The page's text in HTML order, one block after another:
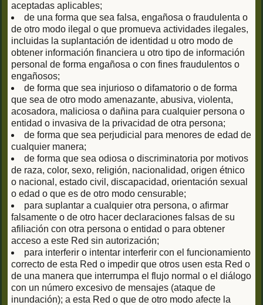
aceptadas aplicables;
de una forma que sea falsa, engañosa o fraudulenta o
de otro modo ilegal o que promueva actividades ilegales,
incluidas la suplantación de identidad u otro modo de
obtener información financiera u otro tipo de información
personal de forma engañosa o con fines fraudulentos o
engañosos;
de forma que sea injurioso o difamatorio o de forma
que sea de otro modo amenazante, abusiva, violenta,
acosadora, maliciosa o dañina para cualquier persona o
entidad o invasiva de la privacidad de otra persona;
de forma que sea perjudicial para menores de edad de
cualquier manera;
de forma que sea odiosa o discriminatoria por motivos
de raza, color, sexo, religión, nacionalidad, origen étnico
o nacional, estado civil, discapacidad, orientación sexual
o edad o que es de otro modo censurable;
para suplantar a cualquier otra persona, o afirmar
falsamente o de otro hacer declaraciones falsas de su
afiliación con otra persona o entidad o para obtener
acceso a este Red sin autorización;
para interferir o intentar interferir con el funcionamiento
correcto de esta Red o impedir que otros usen esta Red o
de una manera que interrumpa el flujo normal o el diálogo
con un número excesivo de mensajes (ataque de
inundación); a esta Red o que de otro modo afecte la